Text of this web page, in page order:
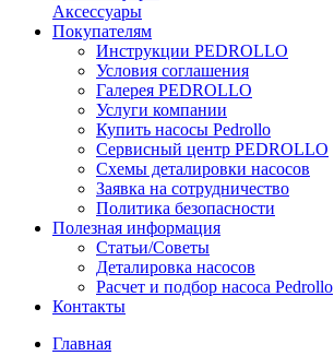
Аксессуары
Покупателям
Инструкции PEDROLLO
Условия соглашения
Галерея PEDROLLO
Услуги компании
Купить насосы Pedrollo
Сервисный центр PEDROLLO
Схемы деталировки насосов
Заявка на сотрудничество
Политика безопасности
Полезная информация
Статьи/Советы
Деталировка насосов
Расчет и подбор насоса Pedrollo
Контакты
Главная